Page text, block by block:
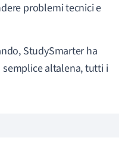
problemi tecnici e
StudySmarter ha
altalena, tutti i